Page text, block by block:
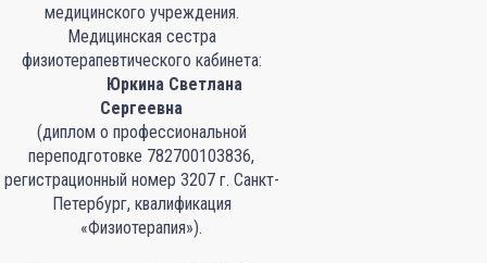
медицинского учреждения.
Медицинская сестра
физиотерапевтического кабинета:
Юркина Светлана
Сергеевна
(диплом о профессиональной
переподготовке 782700103836,
регистрационный номер 3207 г. Санкт-
Петербург, квалификация
«Физиотерапия»).